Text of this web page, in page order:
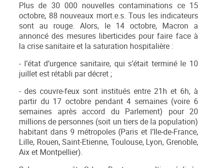
Plus de 30 000 nouvelles contaminations ce 15
octobre, 88 nouveaux mort.e.s. Tous les indicateurs
sont au rouge. Alors, le 14 octobre, Macron a
annoncé des mesures liberticides pour faire face à
la crise sanitaire et la saturation hospitalière :
- l’état d’urgence sanitaire, qui s’était terminé le 10
juillet est rétabli par décret ;
- des couvre-feux sont institués entre 21h et 6h, à
partir du 17 octobre pendant 4 semaines (voire 6
semaines après accord du Parlement) pour 20
millions de personnes (soit un tiers de la population)
habitant dans 9 métropoles (Paris et l’Ile-de-France,
Lille, Rouen, Saint-Etienne, Toulouse, Lyon, Grenoble,
Aix et Montpellier).